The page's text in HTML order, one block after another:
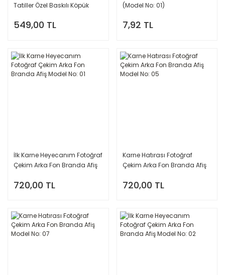
Tatiller Özel Baskılı Köpük
549,00 TL
(Model No: 01)
7,92 TL
İlk Karne Heyecanım Fotoğraf
Çekim Arka Fon Branda Afiş
720,00 TL
Karne Hatırası Fotoğraf
Çekim Arka Fon Branda Afiş
720,00 TL